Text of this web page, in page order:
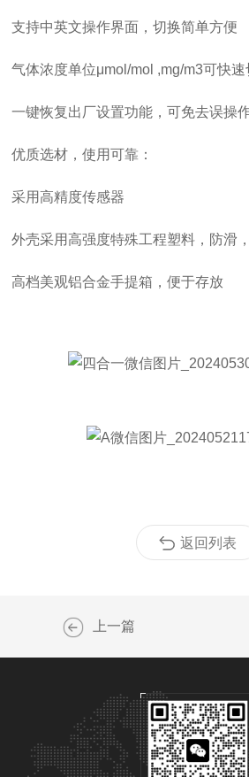
支持中英文操作界面，切换简单方便
气体浓度单位μmol/mol ,mg/m3可快
一键恢复出厂设置功能，可免去误操
优质选材，使用可靠：
采用高精度传感器
外壳采用高强度特殊工程塑料，防滑
高档美观铝合金手提箱，便于存放
返回列表
上一篇